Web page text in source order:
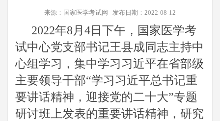
来源：国家医学考试网 发布日期：2022-08-12
2022年8月 4日下午，国家医学考
试中心党支部书记王县成同志主持中
心组学习，集中学习习近平在省部级
主要领导干部“学习习近平总书记重
要讲话精神，迎接党的二十大”专题
研讨班上发表的重要讲话精神，研究